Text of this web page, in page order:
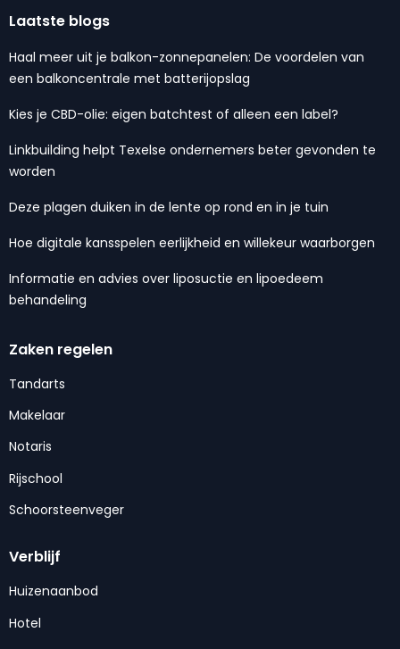
Laatste blogs
Haal meer uit je balkon-zonnepanelen: De voordelen van
een balkoncentrale met batterijopslag
Kies je CBD-olie: eigen batchtest of alleen een label?
Linkbuilding helpt Texelse ondernemers beter gevonden te
worden
Deze plagen duiken in de lente op rond en in je tuin
Hoe digitale kansspelen eerlijkheid en willekeur waarborgen
Informatie en advies over liposuctie en lipoedeem
behandeling
Zaken regelen
Tandarts
Makelaar
Notaris
Rijschool
Schoorsteenveger
Verblijf
Huizenaanbod
Hotel